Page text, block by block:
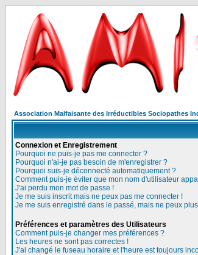
Association Malfaisante des Irréductibles Sociopathes
Connexion et Enregistrement
Pourquoi ne puis-je pas me connecter ?
Pourquoi n'ai-je pas besoin de m'enregistrer ?
Pourquoi suis-je déconnecté automatiquement ?
Comment puis-je éviter que mon nom d'utilisateur
J'ai perdu mon mot de passe !
Je me suis inscrit mais ne peux pas me connecter !
Je me suis enregistré dans le passé, mais ne peux
Préférences et paramètres des Utilisateurs
Comment puis-je changer mes préférences ?
Les heures ne sont pas correctes !
J'ai changé le fuseau horaire et l'heure est toujours